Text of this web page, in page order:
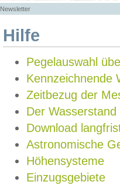
Newsletter
Hilfe
Pegelauswahl
Kennzeichnende
Zeitbezug der
Der Wasserstand
Download
Astronomische
Höhensysteme
Einzugsgebiete